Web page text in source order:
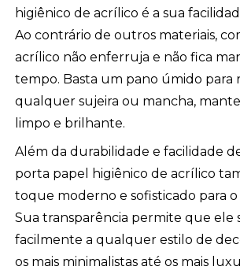
higiênico de acrílico é a sua
Ao contrário de outros materiais,
acrílico não enferruja e não fica
tempo. Basta um pano úmido para
qualquer sujeira ou mancha,
limpo e brilhante.
Além da durabilidade e facilidade
porta papel higiênico de acrílico
toque moderno e sofisticado para
Sua transparência permite que ele
facilmente a qualquer estilo de
os mais minimalistas até os mais